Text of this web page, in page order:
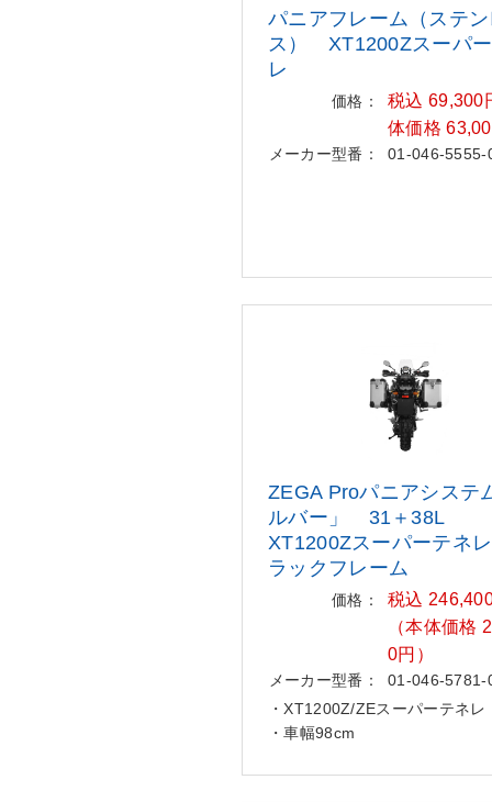
パニアフレーム（ステ
ス） XT1200Zスーパ
レ
価格：
税込 69,300
体価格
メーカー型番： 01-046-5555-
ZEGA Proパニアシステ
ルバー 」 31＋38L
XT1200Zスーパーテネ
ラックフレーム
価格：
税込
（本体価格
0円）
メーカー型番：
01-046-5781-
・XT1200Z/ZEスーパーテネレ
・車幅98cm